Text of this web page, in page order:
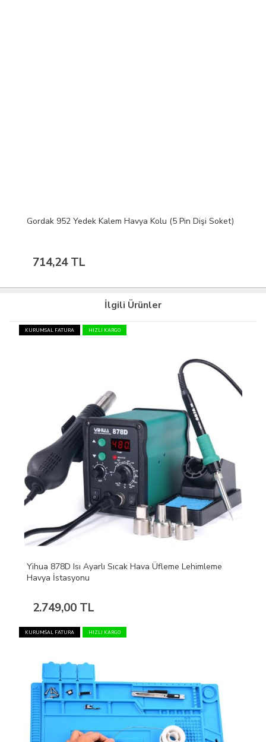
Gordak 952 Yedek Kalem Havya Kolu (5 Pin Dişi Soket)
714,24 TL
İlgili Ürünler
KURUMSAL FATURA HIZLI KARGO
Yihua 878D Isı Ayarlı Sıcak Hava Üfleme Lehimleme
Havya İstasyonu
2.749,00 TL
KURUMSAL FATURA HIZLI KARGO